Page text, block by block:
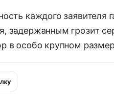
каждого заявителя
задержанным грозит
в особо крупном